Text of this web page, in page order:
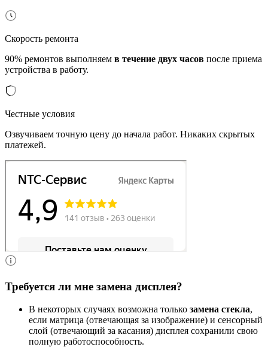
Скорость ремонта
90% ремонтов выполняем в течение двух часов после приема
устройства в работу.
Честные условия
Озвучиваем точную цену до начала работ. Никаких скрытых
платежей.
Требуется ли мне замена дисплея?
В некоторых случаях возможна только замена стекла,
если матрица (отвечающая за изображение) и сенсорный
слой (отвечающий за касания) дисплея сохранили свою
полную работоспособность.